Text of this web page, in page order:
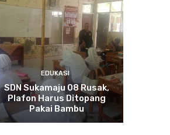
EDUKASI
SDN Sukamaju 08 Rusak,
Plafon Harus Ditopang
Pakai Bambu